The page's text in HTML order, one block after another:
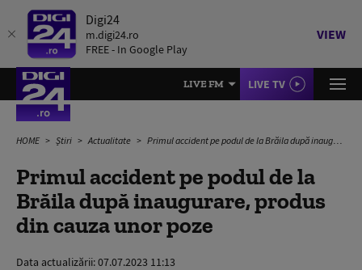
Digi24
m.digi24.ro
FREE - In Google Play
VIEW
LIVE FM LIVE TV
HOME Știri Actualitate Primul accident pe podul de la Brăila după inaugurare, produs din cauza unor poze
Primul accident pe podul de la
Brăila după inaugurare, produs
din cauza unor poze
Data actualizării:07.07.2023 11:13